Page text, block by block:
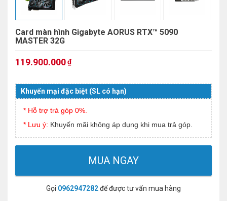
Card màn hình Gigabyte AORUS RTX™ 5090
MASTER 32G
119.900.000₫
Khuyến mại đặc biệt (SL có hạn)
* Hỗ trợ trả góp 0%.
* Lưu ý: Khuyến mãi không áp dụng khi mua trả góp.
MUA NGAY
Gọi 0962947282để được tư vấn mua hàng